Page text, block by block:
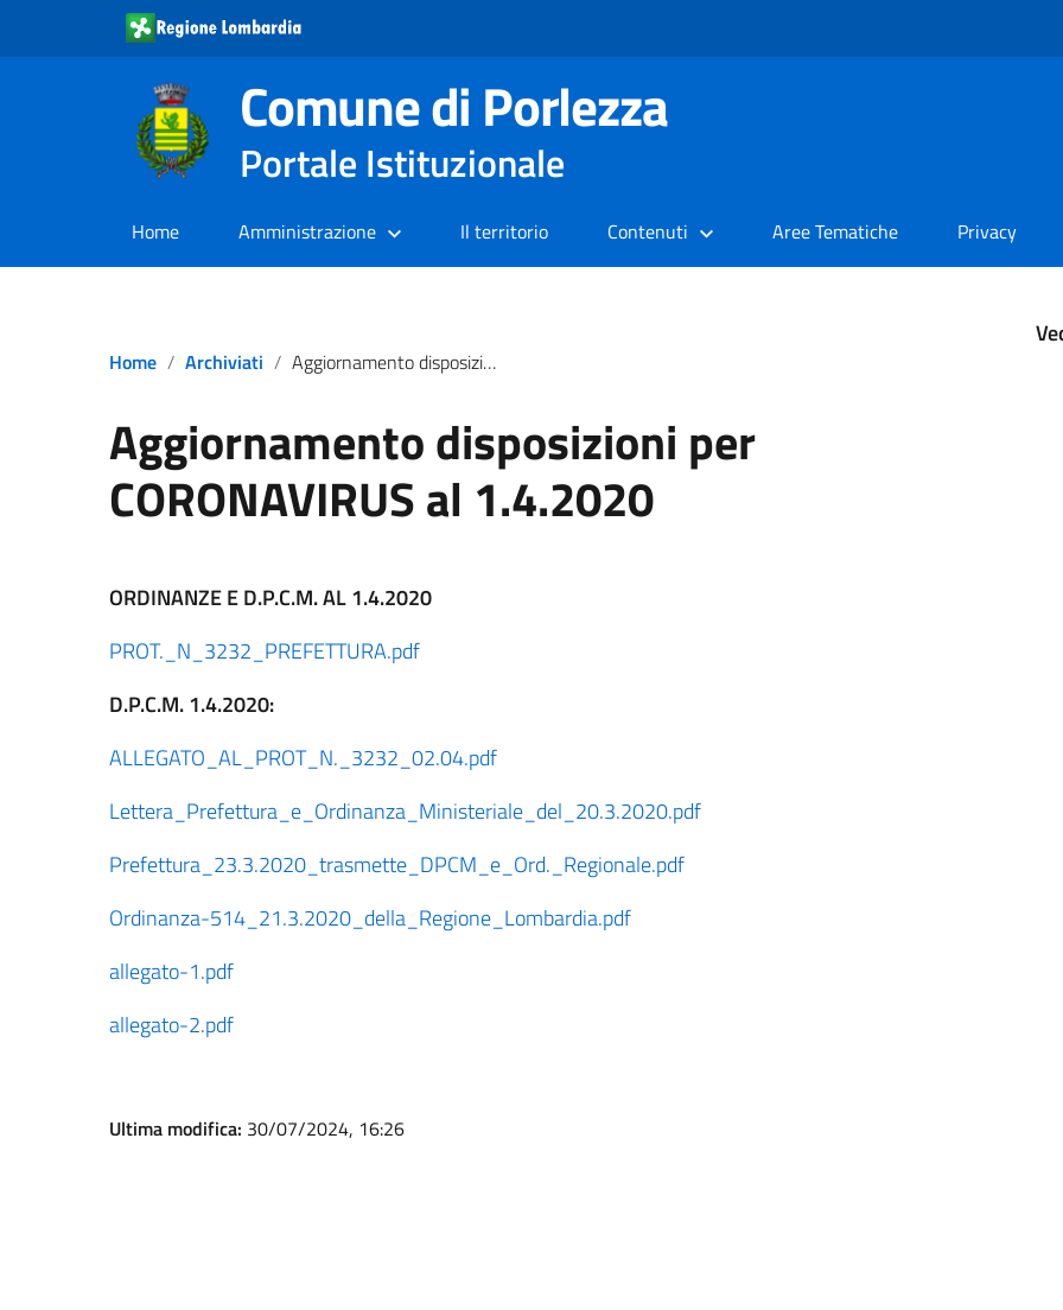
Comune di Porlezza
Portale Istituzionale
Home Amministrazione Il territorio Contenuti Aree Tematiche Privacy
Home Archiviati Aggiornamento disposizioni per CORONAVIRUS al 1.4.2020
Aggiornamento disposizioni per
CORONAVIRUS al 1.4.2020
ORDINANZE E D.P.C.M. AL 1.4.2020
PROT._N_3232_PREFETTURA.pdf
D.P.C.M. 1.4.2020:
ALLEGATO_AL_PROT_N._3232_02.04.pdf
Lettera_Prefettura_e_Ordinanza_Ministeriale_del_20.3.2020.pdf
Prefettura_23.3.2020_trasmette_DPCM_e_Ord._Regionale.pdf
Ordinanza-514_21.3.2020_della_Regione_Lombardia.pdf
allegato-1.pdf
allegato-2.pdf
Ultima modifica: 30/07/2024, 16:26